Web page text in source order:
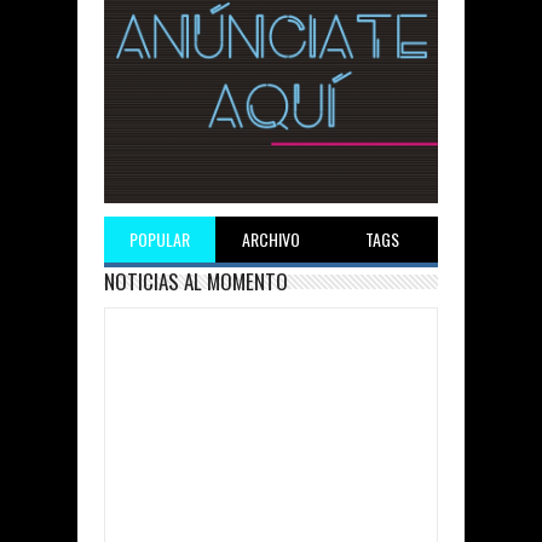
POPULAR ARCHIVO TAGS
NOTICIAS AL MOMENTO